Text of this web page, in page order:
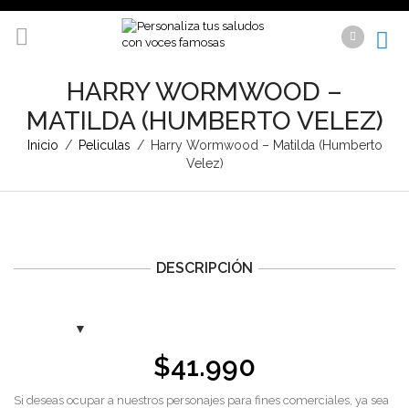
HARRY WORMWOOD –
MATILDA (HUMBERTO VELEZ)
Inicio / Peliculas / Harry Wormwood – Matilda (Humberto
Velez)
DESCRIPCIÓN
$41.990
Si deseas ocupar a nuestros personajes para fines comerciales, ya sea